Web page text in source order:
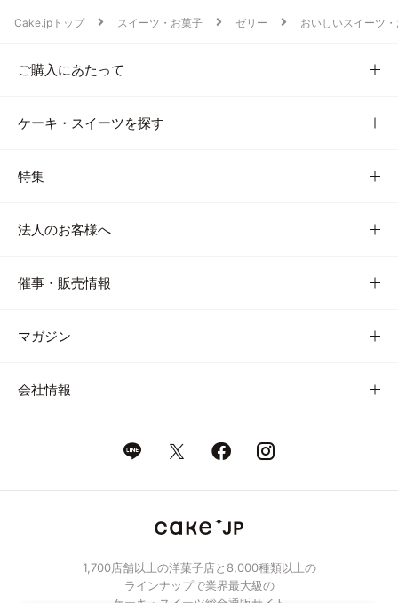
Cake.jpトップ スイーツ・お菓子 ゼリー おいしいスイーツ
ご購入にあたって
ケーキ・スイーツを探す
特集
法人のお客様へ
催事・販売情報
マガジン
会社情報
1,700店舗以上の洋菓子店と8,000種類以上の
ラインナップで業界最大級の